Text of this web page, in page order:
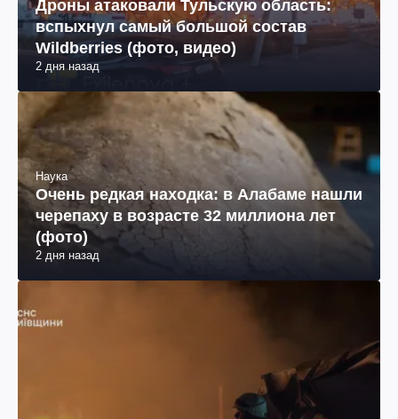
Дроны атаковали Тульскую область:
вспыхнул самый большой состав
Wildberries (фото, видео)
2 дня назад
Наука
Очень редкая находка: в Алабаме нашли
черепаху в возрасте 32 миллиона лет
(фото)
2 дня назад